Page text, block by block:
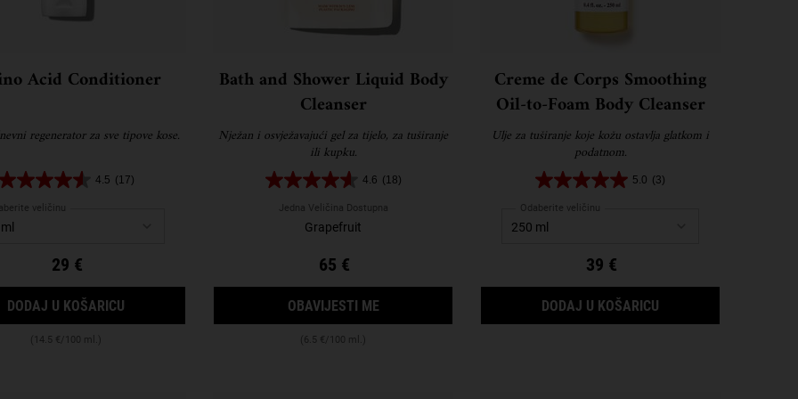
Acid Conditioner
regenerator za sve tipove kose.
4.5 (17)
veličinu
29 €
DODAJ U KOŠARICU
(14.5 €/100 ml.)
Bath and Shower Liquid Body
Cleanser
Nježan i osvježavajući gel za tijelo, za tuširanje
ili kupku.
4.6 (18)
Jedna Veličina Dostupna
Grapefruit
65 €
OBAVIJESTI ME KADA BATH AND SHOWER LIQUID BODY CLEANSER BUDE DOSTUPAN/
(6.5 €/100 ml.)
Creme de Corps Smoothing
Oil-to-Foam Body Cleanser
Ulje za tuširanje koje kožu ostavlja glatkom i
podatnom.
5.0 (3)
Odaberite veličinu
39 €
DODAJ U KOŠARICU